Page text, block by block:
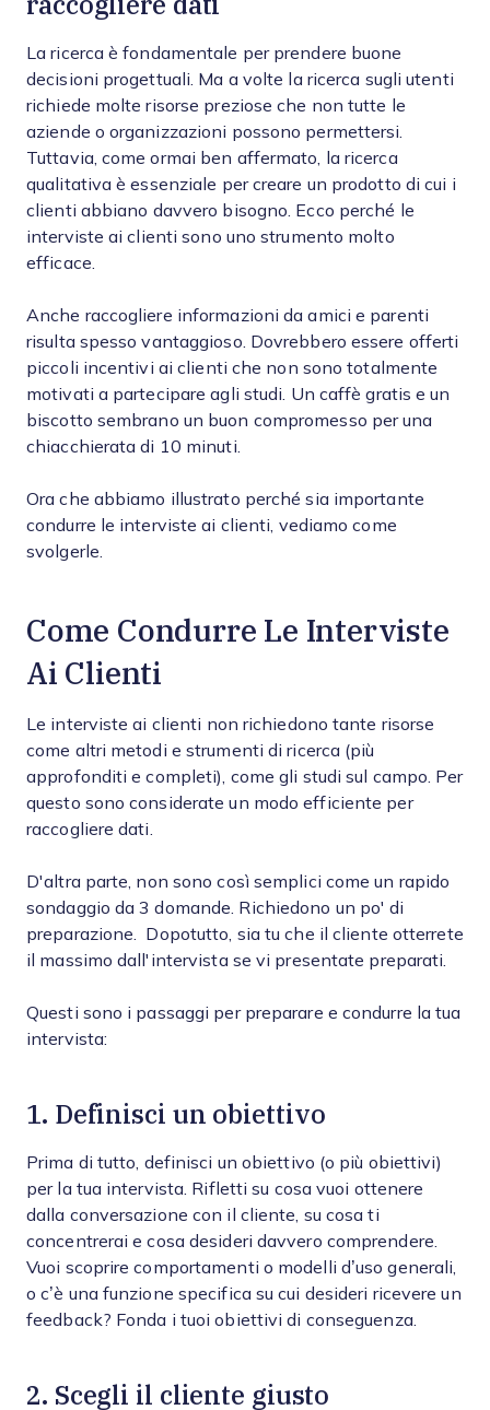
La ricerca è fondamentale per prendere buone
decisioni progettuali. Ma a volte la ricerca sugli utenti
richiede molte risorse preziose che non tutte le
aziende o organizzazioni possono permettersi.
Tuttavia, come ormai ben affermato, la ricerca
qualitativa è essenziale per creare un prodotto di cui i
clienti abbiano davvero bisogno. Ecco perché le
interviste ai clienti sono uno strumento molto
efficace.
Anche raccogliere informazioni da amici e parenti
risulta spesso vantaggioso. Dovrebbero essere offerti
piccoli incentivi ai clienti che non sono totalmente
motivati a partecipare agli studi. Un caffè gratis e un
biscotto sembrano un buon compromesso per una
chiacchierata di 10 minuti.
Ora che abbiamo illustrato perché sia importante
condurre le interviste ai clienti, vediamo come
svolgerle.
Come Condurre Le Interviste
Ai Clienti
Le interviste ai clienti non richiedono tante risorse
come altri metodi e strumenti di ricerca (più
approfonditi e completi), come gli studi sul campo. Per
questo sono considerate un modo efficiente per
raccogliere dati.
D'altra parte, non sono così semplici come un rapido
sondaggio da 3 domande. Richiedono un po' di
preparazione. Dopotutto, sia tu che il cliente otterrete
il massimo dall'intervista se vi presentate preparati.
Questi sono i passaggi per preparare e condurre la tua
intervista:
1. Definisci un obiettivo
Prima di tutto, definisci un obiettivo (o più obiettivi)
per la tua intervista. Rifletti su cosa vuoi ottenere
dalla conversazione con il cliente, su cosa ti
concentrerai e cosa desideri davvero comprendere.
Vuoi scoprire comportamenti o modelli d’uso generali,
o c’è una funzione specifica su cui desideri ricevere un
feedback? Fonda i tuoi obiettivi di conseguenza.
2. Scegli il cliente giusto